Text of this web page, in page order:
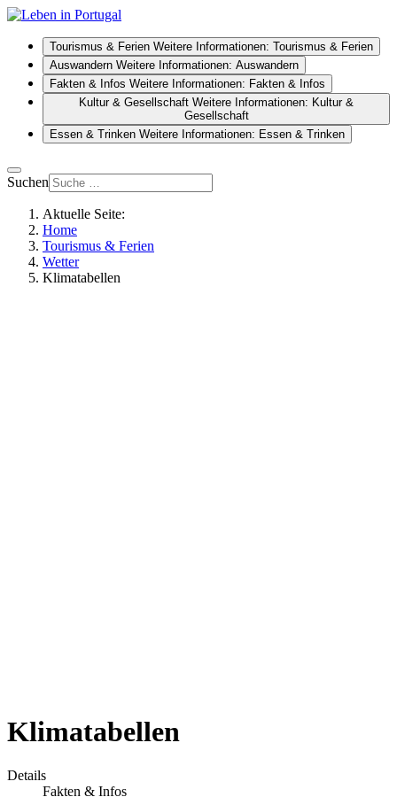
Tourismus & Ferien Weitere Informationen: Tourismus & Ferien
Auswandern Weitere Informationen: Auswandern
Fakten & Infos Weitere Informationen: Fakten & Infos
Kultur & Gesellschaft Weitere Informationen: Kultur &
Gesellschaft
Essen & Trinken Weitere Informationen: Essen & Trinken
Suchen
Aktuelle Seite:
Home
Tourismus & Ferien
Wetter
Klimatabellen
Klimatabellen
Details
Fakten & Infos